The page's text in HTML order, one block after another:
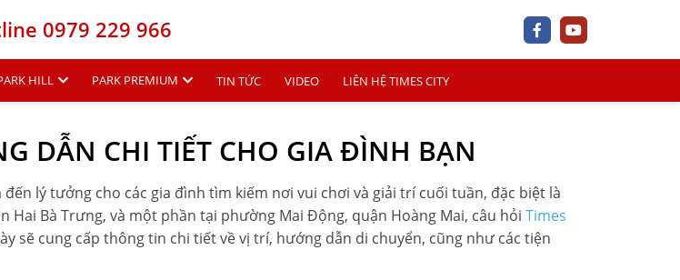
0979 229 966
HILL PARK PREMIUM TIN TỨC VIDEO LIÊN HỆ TIMES CITY
DẪN CHI TIẾT CHO GIA ĐÌNH BẠN
lý tưởng cho các gia đình tìm kiếm nơi vui chơi và giải trí cuối tuần, đặc biệt là
Hai Bà Trưng, và một phần tại phường Mai Động, quận Hoàng Mai, câu hỏi Times
sẽ cung cấp thông tin chi tiết về vị trí, hướng dẫn di chuyển, cũng như các tiện